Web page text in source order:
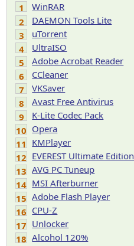
1
WinRAR
2
DAEMON Tools Lite
3
uTorrent
4
UltraISO
5
Adobe Acrobat Reader
6
CCleaner
7
VKSaver
8
Avast Free Antivirus
9
K-Lite Codec Pack
10 Opera
11 KMPlayer
12 EVEREST Ultimate Edition
13 AVG PC Tuneup
14 MSI Afterburner
15 Adobe Flash Player
16 CPU-Z
17 Unlocker
18 Alcohol 120%